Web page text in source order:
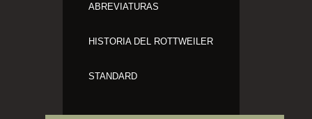
ABREVIATURAS
HISTORIA DEL ROTTWEILER
STANDARD